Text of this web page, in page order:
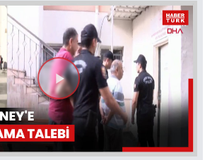
Videoyu
Oynat